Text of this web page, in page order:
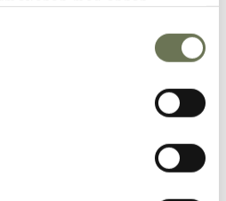
använt deras tjänster. Läs
på Vår Gårds nyhetsbrev.